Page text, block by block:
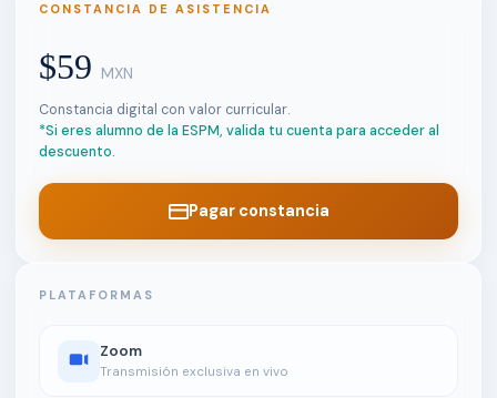
CONSTANCIA DE ASISTENCIA
$59 MXN
Constancia digital con valor curricular.
*Si eres alumno de la ESPM, valida tu cuenta para acceder al
descuento.
Pagar constancia
PLATAFORMAS
Zoom
Transmisión exclusiva en vivo